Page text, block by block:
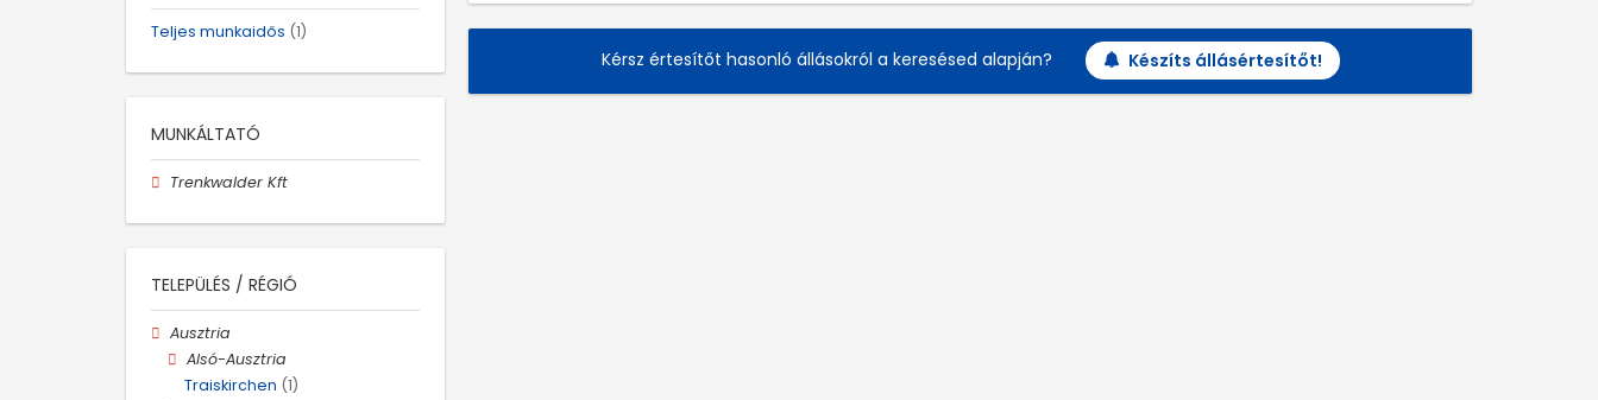
Kérsz értesítőt hasonló állásokról a keresésed alapján? Készíts állásértesítőt!
Teljes munkaidős (1)
MUNKÁLTATÓ
Trenkwalder Kft
TELEPÜLÉS / RÉGIÓ
Ausztria
Alsó-Ausztria
Traiskirchen (1)